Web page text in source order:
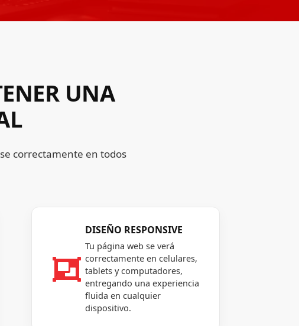
UNA
correctamente en todos

DISEÑO RESPONSIVE
Tu página web se verá
correctamente en celulares,
tablets y computadores,
entregando una experiencia
fluida en cualquier
dispositivo.